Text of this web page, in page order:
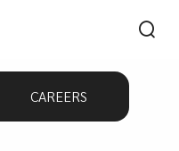
CAREERS